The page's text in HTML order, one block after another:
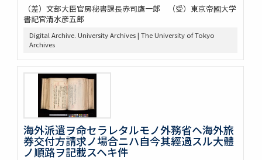
（差）文部大臣官房秘書課長赤司鷹一郎 （受）東京帝國大学
書記官清水彦五郎
Digital Archive. University Archives | The University of Tokyo
Archives
海外派遣ヲ命セラレタルモノ外務省ヘ海外旅
券交付方請求ノ場合ニハ自今其經過スル大體
ノ順路ヲ記載スヘキ件